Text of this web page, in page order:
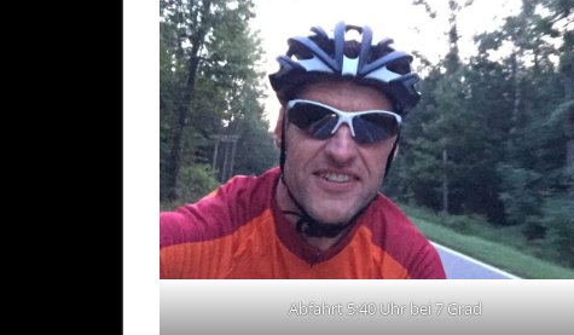
Abfahrt 5:40 Uhr bei 7 Grad